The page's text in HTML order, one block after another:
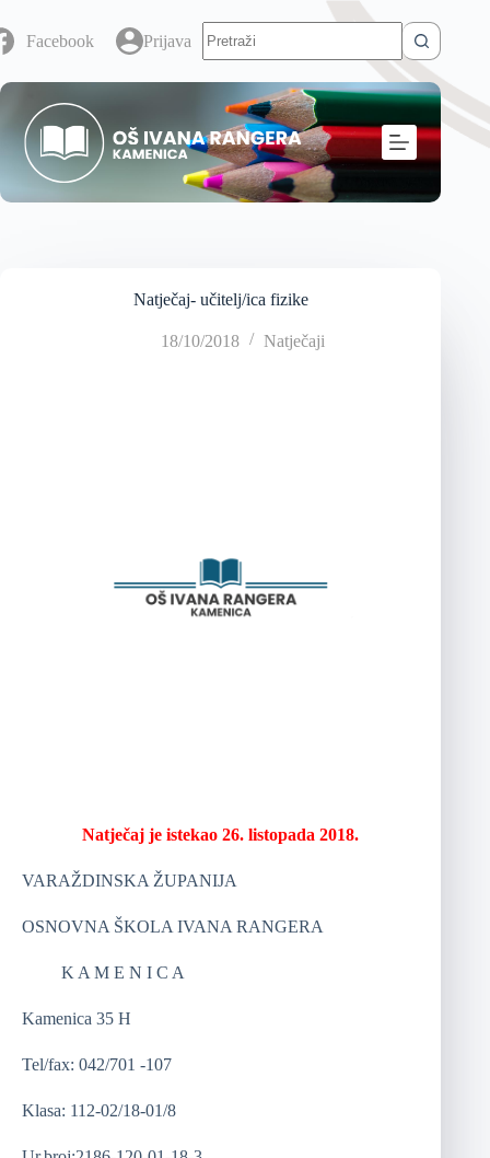
Facebook Prijava
Natječaj- učitelj/ica fizike
18/10/2018 Natječaji
Natječaj je istekao 26. listopada 2018.
VARAŽDINSKA ŽUPANIJA
OSNOVNA ŠKOLA IVANA RANGERA
K A M E N I C A
Kamenica 35 H
Tel/fax: 042/701 -107
Klasa: 112-02/18-01/8